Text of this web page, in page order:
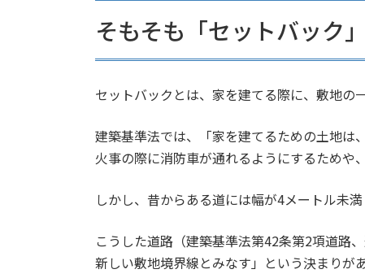
そもそも「セットバック
セットバックとは、家を建てる際に、敷地の
建築基準法では、「家を建てるための土地は
火事の際に消防車が通れるようにするためや
しかし、昔からある道には幅が4メートル未
こうした道路（建築基準法第42条第2項道路
新しい敷地境界線とみなす」という決まりがあ